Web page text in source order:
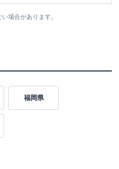
場合があります。
福岡県